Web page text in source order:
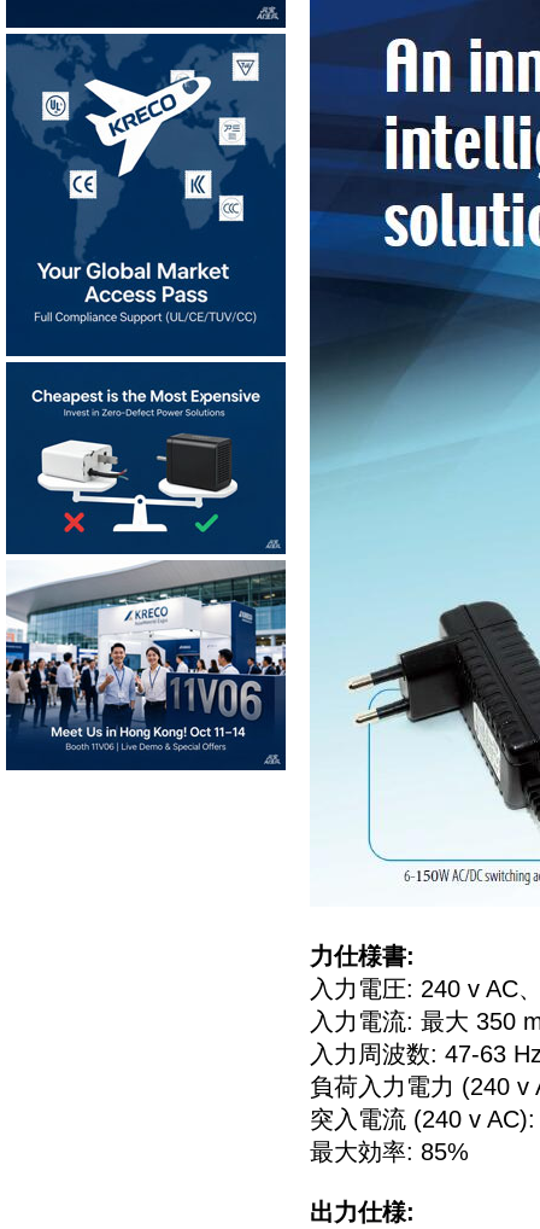
力仕様書:
入力電圧: 240 v AC
入力電流: 最大 350
入力周波数: 47-63
負荷入力電力 (240 v
突入電流 (240 v
最大効率: 85%
出力仕様: